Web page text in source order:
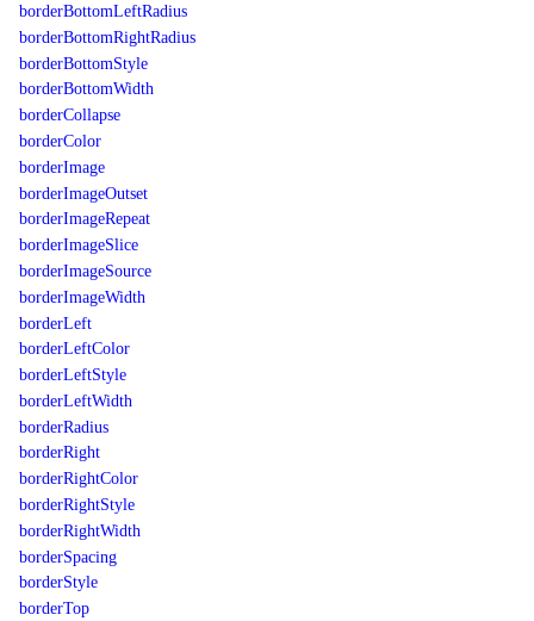
borderBottomLeftRadius
borderBottomRightRadius
borderBottomStyle
borderBottomWidth
borderCollapse
borderColor
borderImage
borderImageOutset
borderImageRepeat
borderImageSlice
borderImageSource
borderImageWidth
borderLeft
borderLeftColor
borderLeftStyle
borderLeftWidth
borderRadius
borderRight
borderRightColor
borderRightStyle
borderRightWidth
borderSpacing
borderStyle
borderTop